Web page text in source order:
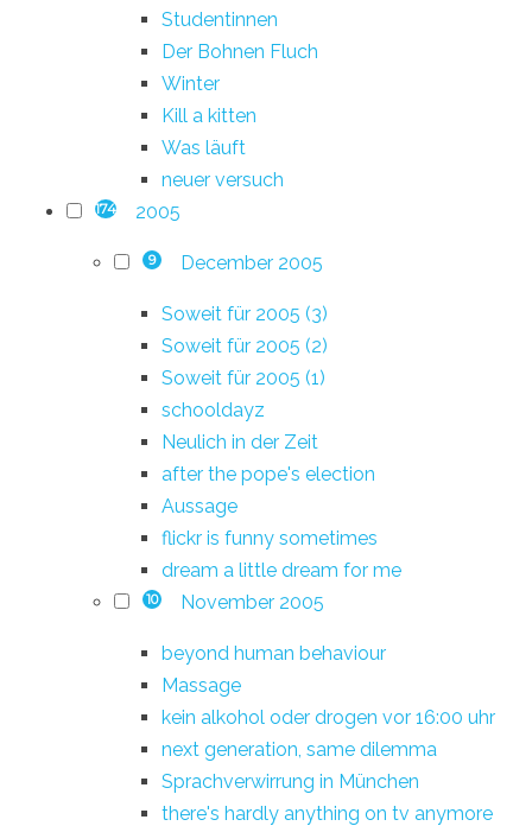
Studentinnen
Der Bohnen Fluch
Winter
Kill a kitten
Was läuft
neuer versuch
174 2005
9 December 2005
Soweit für 2005 (3)
Soweit für 2005 (2)
Soweit für 2005 (1)
schooldayz
Neulich in der Zeit
after the pope's election
Aussage
flickr is funny sometimes
dream a little dream for me
10 November 2005
beyond human behaviour
Massage
kein alkohol oder drogen vor 16:00 uhr
next generation, same dilemma
Sprachverwirrung in München
there's hardly anything on tv anymore